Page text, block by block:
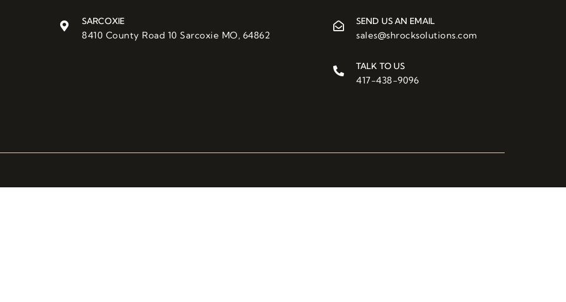
SARCOXIE
8410 County Road 10 Sarcoxie MO, 64862
SEND US AN EMAIL
sales@shrocksolutions.com
TALK TO US
417-438-9096